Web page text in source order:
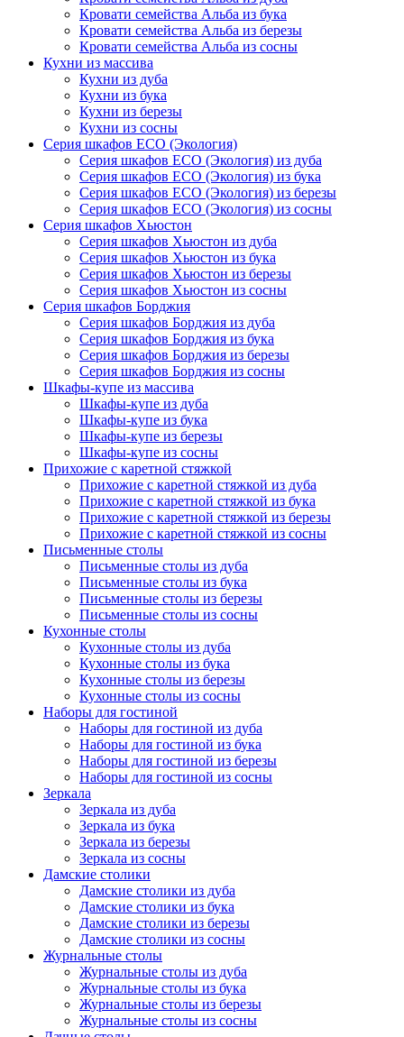
Кровати семейства Альба из бука
Кровати семейства Альба из березы
Кровати семейства Альба из сосны
Кухни из массива
Кухни из дуба
Кухни из бука
Кухни из березы
Кухни из сосны
Серия шкафов ECO (Экология)
Серия шкафов ECO (Экология) из дуба
Серия шкафов ECO (Экология) из бука
Серия шкафов ECO (Экология) из березы
Серия шкафов ECO (Экология) из сосны
Серия шкафов Хьюстон
Серия шкафов Хьюстон из дуба
Серия шкафов Хьюстон из бука
Серия шкафов Хьюстон из березы
Серия шкафов Хьюстон из сосны
Серия шкафов Борджия
Серия шкафов Борджия из дуба
Серия шкафов Борджия из бука
Серия шкафов Борджия из березы
Серия шкафов Борджия из сосны
Шкафы-купе из массива
Шкафы-купе из дуба
Шкафы-купе из бука
Шкафы-купе из березы
Шкафы-купе из сосны
Прихожие с каретной стяжкой
Прихожие с каретной стяжкой из дуба
Прихожие с каретной стяжкой из бука
Прихожие с каретной стяжкой из березы
Прихожие с каретной стяжкой из сосны
Письменные столы
Письменные столы из дуба
Письменные столы из бука
Письменные столы из березы
Письменные столы из сосны
Кухонные столы
Кухонные столы из дуба
Кухонные столы из бука
Кухонные столы из березы
Кухонные столы из сосны
Наборы для гостиной
Наборы для гостиной из дуба
Наборы для гостиной из бука
Наборы для гостиной из березы
Наборы для гостиной из сосны
Зеркала
Зеркала из дуба
Зеркала из бука
Зеркала из березы
Зеркала из сосны
Дамские столики
Дамские столики из дуба
Дамские столики из бука
Дамские столики из березы
Дамские столики из сосны
Журнальные столы
Журнальные столы из дуба
Журнальные столы из бука
Журнальные столы из березы
Журнальные столы из сосны